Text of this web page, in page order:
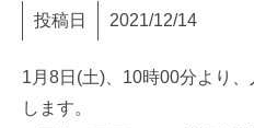
投稿日 2021/12/14
1月8日(土)、10時00分より
します。